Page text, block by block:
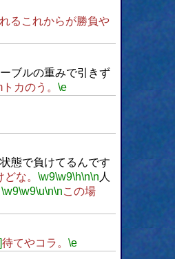
るこれからが勝負や
ブルの重みで引きず
カのう。 \e
態で負けてるんです
な。 \w9\w9\h\n\n 人
\w9\w9\u\n\nこの場
待てやコラ。 \e